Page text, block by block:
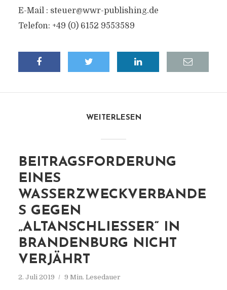
E-Mail : steuer@wwr-publishing.de
Telefon: +49 (0) 6152 9553589
WEITERLESEN
BEITRAGSFORDERUNG
EINES
WASSERZWECKVERBANDE
S GEGEN
„ALTANSCHLIESSER“ IN B
RANDENBURG NICHT V
ERJÄHRT
2. Juli 2019 9 Min. Lesedauer